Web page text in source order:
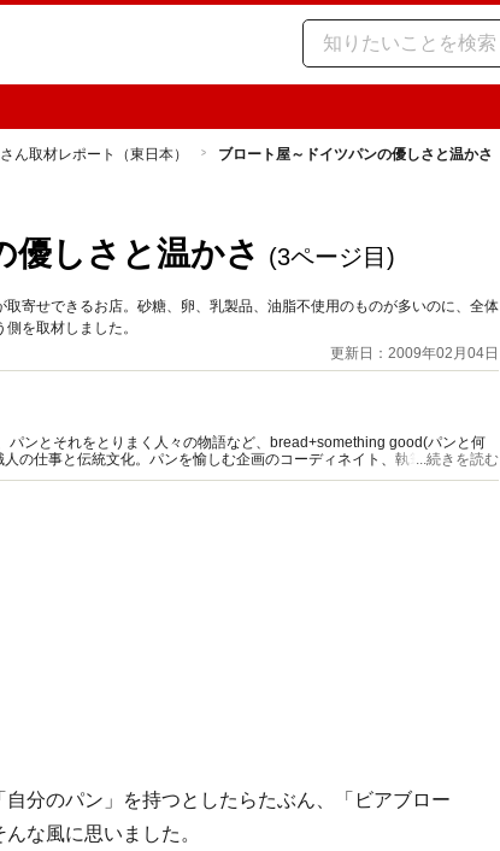
ん取材レポート（東日本） ブロート屋～ドイツパンの優しさと温かさ
優しさと温かさ (3ページ目)
寄せできるお店。砂糖、卵、乳製品、油脂不使用のものが多いのに、全体
を取材しました。
更新日：2009年02月04日
パンとそれをとりまく人々の物語など、bread+something good(パンと何
の仕事と伝統文化。パンを愉しむ企画のコーディネイト、執筆多数。雑
...続きを読む
分のパン」を持つとしたらたぶん、「ビアブロー
な風に思いました。